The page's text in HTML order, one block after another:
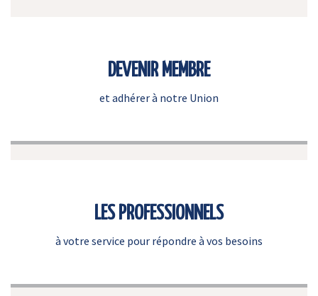
DEVENIR MEMBRE
et adhérer à notre Union
LES PROFESSIONNELS
à votre service pour répondre à vos besoins